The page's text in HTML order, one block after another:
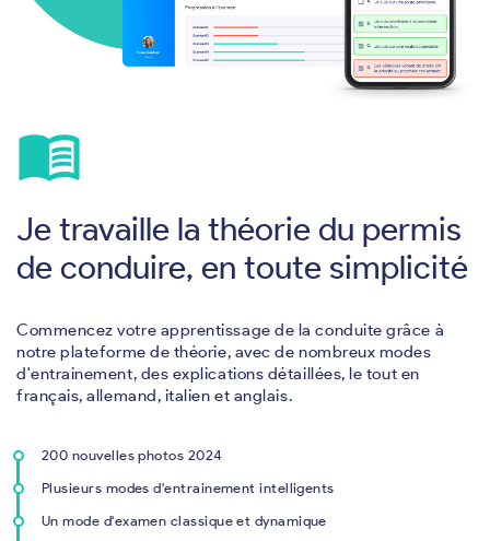
menu_book
Je travaille la théorie du permis
de conduire, en toute simplicité
Commencez votre apprentissage de la conduite grâce à
notre plateforme de théorie, avec de nombreux modes
d'entrainement, des explications détaillées, le tout en
français, allemand, italien et anglais.
200 nouvelles photos 2024
Plusieurs modes d'entrainement intelligents
Un mode d'examen classique et dynamique